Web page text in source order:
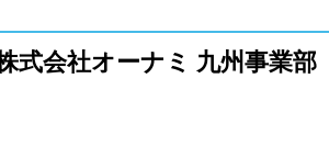
式会社オーナミ 九州事業